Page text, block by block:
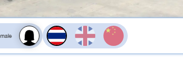
สลับเสียงอ่าน